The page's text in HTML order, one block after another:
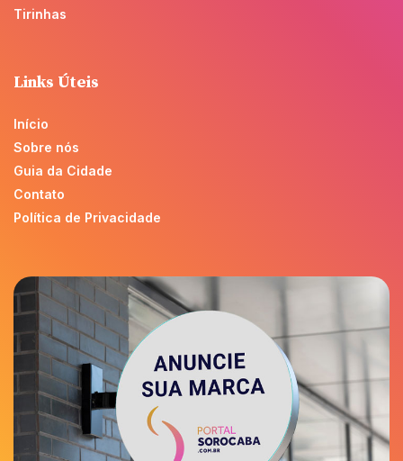
Tirinhas
Links Úteis
Início
Sobre nós
Guia da Cidade
Contato
Política de Privacidade